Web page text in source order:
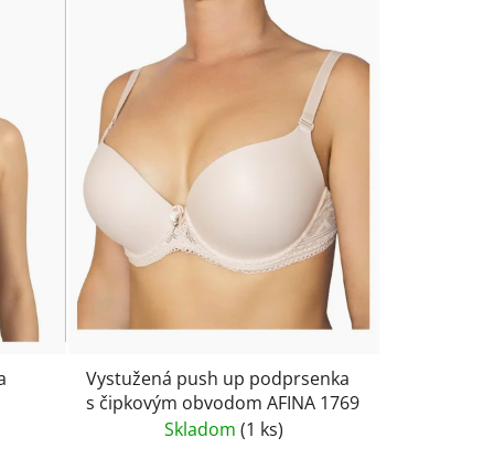
Vystužená push up podprsenka
s čipkovým obvodom AFINA 1769
Skladom (1 ks)